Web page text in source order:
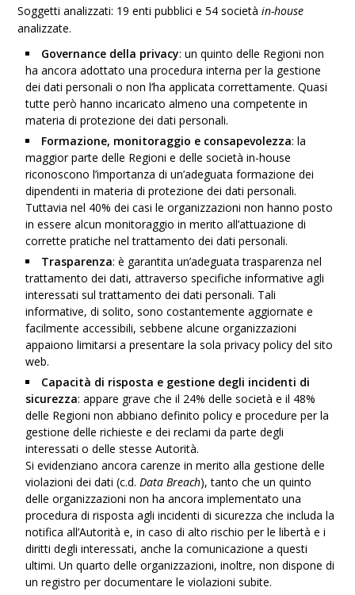
Soggetti analizzati: 19 enti pubblici e 54 societàin-house
analizzate.
Governance della privacy: un quinto delle Regioni non
ha ancora adottato una procedura interna per la gestione
dei dati personali o non l’ha applicata correttamente. Quasi
tutte però hanno incaricato almeno una competente in
materia di protezione dei dati personali.
Formazione, monitoraggio e consapevolezza: la
maggior parte delle Regioni e delle società in-house
riconoscono l’importanza di un’adeguata formazione dei
dipendenti in materia di protezione dei dati personali.
Tuttavia nel 40% dei casi le organizzazioni non hanno posto
in essere alcun monitoraggio in merito all’attuazione di
corrette pratiche nel trattamento dei dati personali.
Trasparenza: è garantita un’adeguata trasparenza nel
trattamento dei dati, attraverso specifiche informative agli
interessati sul trattamento dei dati personali. Tali
informative, di solito, sono costantemente aggiornate e
facilmente accessibili, sebbene alcune organizzazioni
appaiono limitarsi a presentare la sola privacy policy del sito
web.
Capacità di risposta e gestione degli incidenti di
sicurezza: appare grave che il 24% delle società e il 48%
delle Regioni non abbiano definito policy e procedure per la
gestione delle richieste e dei reclami da parte degli
interessati o delle stesse Autorità.
Si evidenziano ancora carenze in merito alla gestione delle
violazioni dei dati (c.d.Data Breach), tanto che un quinto
delle organizzazioni non ha ancora implementato una
procedura di risposta agli incidenti di sicurezza che includa la
notifica all’Autorità e, in caso di alto rischio per le libertà e i
diritti degli interessati, anche la comunicazione a questi
ultimi. Un quarto delle organizzazioni, inoltre, non dispone di
un registro per documentare le violazioni subite.